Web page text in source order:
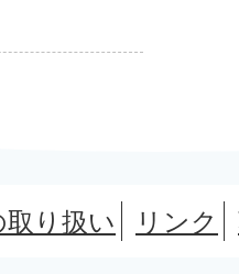
り扱い リンク